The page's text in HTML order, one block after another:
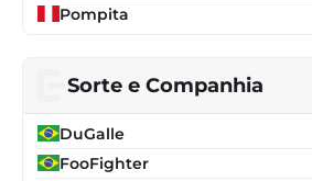
Pompita
Sorte e Companhia
DuGalle
FooFighter